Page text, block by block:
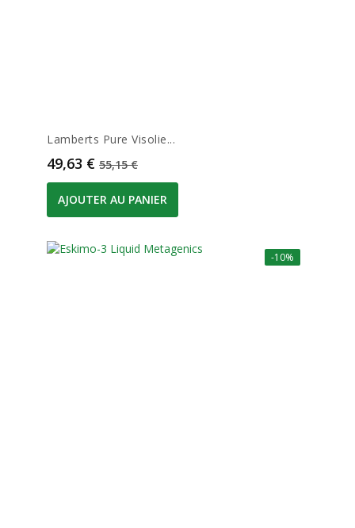
Lamberts Pure Visolie...
Prix
49,63 € Prix de base
55,15 €
AJOUTER AU PANIER
-10%